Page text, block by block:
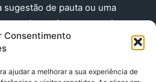
Consentimento
ajudar a melhorar a sua experiência de
sugestão de pauta ou uma
envie-nos agora!